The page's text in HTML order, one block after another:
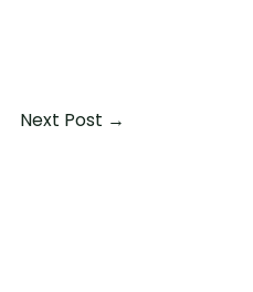
Next Post →